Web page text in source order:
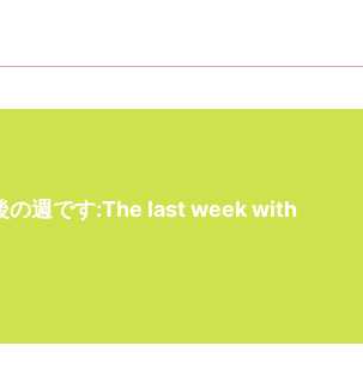
の週です:The last week with